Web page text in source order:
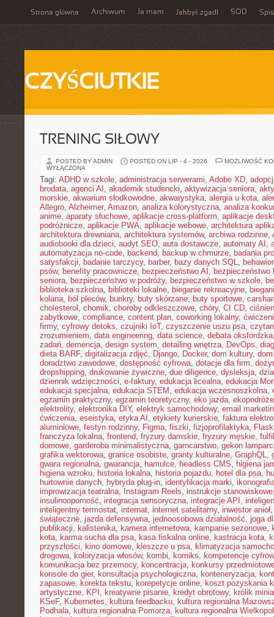
Strona główna Archiwum Ja mam Jakbyś zgadł SOD
CZYŚCIUTKIE
TRENING SIŁOWY
POSTED BY ADMIN POSTED ON LIP - 4 - 2026
MOŻLIWOŚĆ
WYŁĄCZONA
Tagi: ADHD w szkole, administracja serwerami, Adobe XD,
brodata, agenci AI , akademik studencki, aktywizacja seniora,
morskie, akwarium słodkowodne, akwarystyka, alergia u kota,
Allegro, Alzheimer, Amazon, analiza kolorystyczna, analiza
anime, aparaty słuchowe, aplikacje cross-platform, aplikacje
podróżnicze, aplikacje PWA, aplikacje webowe, architektura
architektura drewniana, architektura systemów, archiwa rodzinne,
audiobooki dla dzieci, audyt SEO, auta dostawcze, automaty AI ,
automatyzacja no-code, backend, backup w chmurze, badania
satysfakcji, badanie tarczycy, barber, bazy danych SQL,
psów, benefity pracownicze, bezpieczeństwo AI , bezpieczeństwo
seniora, bezpieczeństwo w podróży, bezpieczeństwo w szkole,
biblioteka szkolna, biblioteki lokalne, bieganie rekreacyjne,
kolana, ból pleców, bunkry, buty skórzane, buty sportowe,
cholesterol , chomik, choroby odkleszczowe, chóry, CI CD,
zabytkowe, compliance, content plan, coworking lokalny,
firmy, cyfrowy detoks, czujniki IoT, czyszczenie uszu psa,
zrozumieniem, data engineering, data science, debata oksfordzka
zadań, demencja, design system, detailing wnętrza, DevOps,
dieta BARF, digitalizacja zdjęć, Django, Docker, dom kultury,
doradztwo zawodowe, dostępność cyfrowa, dotacje dla firm,
dropshipping, drukowanie żywiczne, due diligence, dysleksja,
dziennik wdzięczności, e-faktury, edukacja licealna, edukacja
edukacja specjalna, edukacja STEM , edukacja wczesnoszkolna,
egzamin praktyczny, egzamin teoretyczny, eko jazda, ekopodróże
elektrolity, elektronika DIY, elektryk samochodowy, email
ćwiczenia, eseistyka, etyka AI , etykiety kurierskie, faktura
aluminiowe, festyn rodzinny, Figma, fiszki, fizjoprofilaktyka, Flask
franczyza lokalna, frontend, fryzury damskie, fryzury męskie,
domowe, garderoba minimalistyczna, garncarstwo, gekon
grafika wektorowa, granice osobiste, granty kulturalne, GraphQL,
gwara regionalna, gwarancja, hamulce, headless CMS, higiena
higiena wzroku, historia lokalna, historia pojazdu, hotel dla psa,
hurtownie danych, hybryda plug-in, identyfikacja marki,
improwizacja teatralna, Instagram Reels, instrukcje stanowiskowe
insulinooporność, integracja sensoryczna, integracje API ,
inteligentny termostat, internat, internet satelitarny, inwestor anioł
świąteczne, jazda defensywna, jednoosobowa działalność, joga
publikacji, kalistenika, kamera internetowa, kampanie sezonowe,
kota, karma sucha dla psa, kasa fiskalna online, kastracja kota,
przyszłości, kino domowe, kleszcze u psa, klimatyzacja
drogowa, koloryzacja włosów, kombi, komiks, kompetencje
komunikacja bez przemocy, koncentracja, konkursy
konsole do gier, konsultacja psychologiczna, konteneryzacja,
zapasowe, korekta tekstu, korepetycje online, koszt pozyskania
artystyczne, KPI , kreatywne pisanie, kredyt obrotowy, królik
KSeF, Kubernetes, kultura feedbacku, kultura regionalna
Podhala, kultura regionalna Pomorza, kultura regionalna